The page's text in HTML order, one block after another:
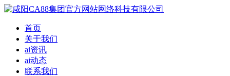
首页
关于我们
ai资讯
ai动态
联系我们